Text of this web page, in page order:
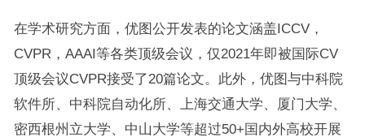
在学术研究方面，优图公开发表的论文涵盖ICCV，
CVPR，AAAI等各类顶级会议，仅2021年即被国际CV
顶级会议CVPR接受了20篇论文。此外，优图与中科院
软件所、中科院自动化所、上海交通大学、厦门大学、
密西根州立大学、中山大学等超过50+国内外高校开展